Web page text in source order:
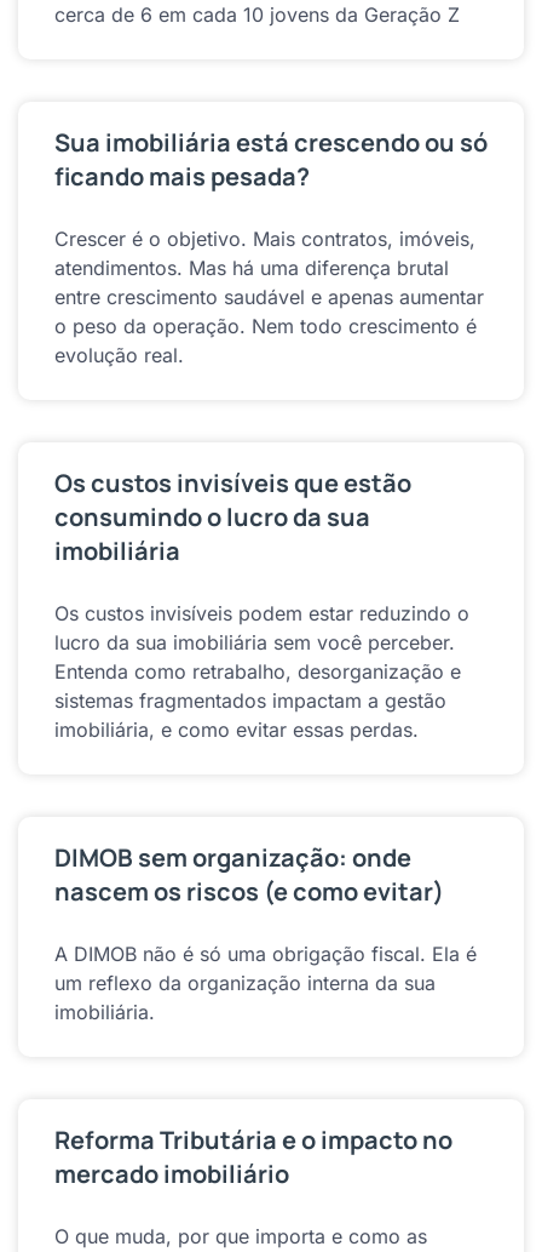
cerca de 6 em cada 10 jovens da Geração Z
Sua imobiliária está crescendo ou só
ficando mais pesada?
Crescer é o objetivo. Mais contratos, imóveis,
atendimentos. Mas há uma diferença brutal
entre crescimento saudável e apenas aumentar
o peso da operação. Nem todo crescimento é
evolução real.
Os custos invisíveis que estão
consumindo o lucro da sua
imobiliária
Os custos invisíveis podem estar reduzindo o
lucro da sua imobiliária sem você perceber.
Entenda como retrabalho, desorganização e
sistemas fragmentados impactam a gestão
imobiliária, e como evitar essas perdas.
DIMOB sem organização: onde
nascem os riscos (e como evitar)
A DIMOB não é só uma obrigação fiscal. Ela é
um reflexo da organização interna da sua
imobiliária.
Reforma Tributária e o impacto no
mercado imobiliário
O que muda, por que importa e como as